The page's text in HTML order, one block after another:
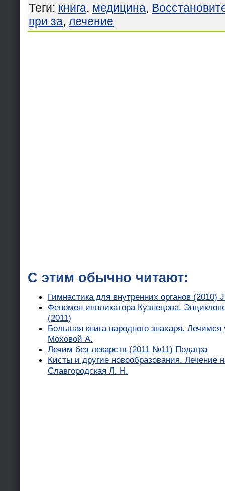
Теги: книга, медицина,
при за, лечение
С этим обычно читают:
Гимнастика для внутренних органов (2010)
Феномен иппликатора Кузнецова.
(2011)
Большая книга народного знахаря.
Моховой А.
Лечим без лекарств (2011 №11) Подагра
Кисты и другие новообразования. Лечение
Славгородская Л. Н.